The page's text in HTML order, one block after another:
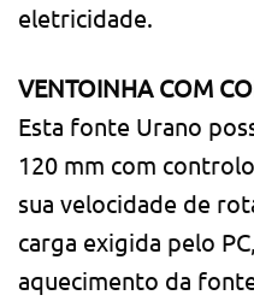
eletricidade.
VENTOINHA COM
Esta fonte Urano
120 mm com
sua velocidade de
carga exigida pelo
aquecimento da